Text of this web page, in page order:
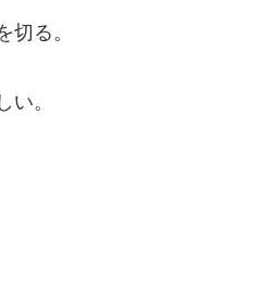
切る。
い。